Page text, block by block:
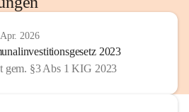
2026
2023
gem. §3 Abs 1 KIG 2023